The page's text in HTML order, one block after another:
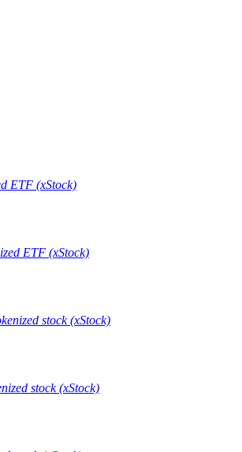
Berjangka
tetap menghasilkan keuntungan
ETF (xStock)
ETF (xStock)
stock (xStock)
stock (xStock)